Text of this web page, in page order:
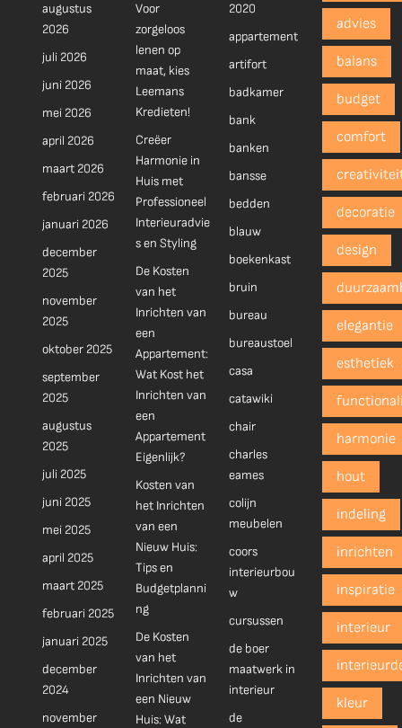
augustus
2026
juli 2026
juni 2026
mei 2026
april 2026
maart 2026
februari 2026
januari 2026
december
2025
november
2025
oktober 2025
september
2025
augustus
2025
juli 2025
juni 2025
mei 2025
april 2025
maart 2025
februari 2025
januari 2025
december
2024
november
Voor
zorgeloos
lenen op
maat, kies
Leemans
Kredieten!
Creëer
Harmonie in
Huis met
Professioneel
Interieuradvie
s en Styling
De Kosten
van het
Inrichten van
een
Appartement:
Wat Kost het
Inrichten van
een
Appartement
Eigenlijk?
Kosten van
het Inrichten
van een
Nieuw Huis:
Tips en
Budgetplanni
ng
De Kosten
van het
Inrichten van
een Nieuw
Huis: Wat
2020
appartement
artifort
badkamer
bank
banken
bansse
bedden
blauw
boekenkast
bruin
bureau
bureaustoel
casa
catawiki
chair
charles
eames
colijn
meubelen
coors
interieurbou
w
cursussen
de boer
maatwerk in
interieur
de
advies
balans
budget
comfort
decoratie
design
elegantie
esthetiek
harmonie
hout
indeling
inrichten
inspiratie
interieur
kleur